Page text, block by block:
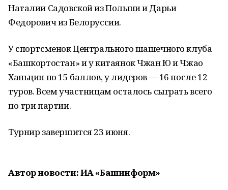
Наталии Садовской из Польши и Дарьи
Федорович из Белоруссии.
У спортсменок Центрального шашечного клуба
«Башкортостан» и у китаянок Чжан Ю и Чжао
Ханьцин по 15 баллов, у лидеров — 16 после 12
туров. Всем участницам осталось сыграть всего
по три партии.
Турнир завершится 23 июня.
Автор новости: ИА «Башинформ»